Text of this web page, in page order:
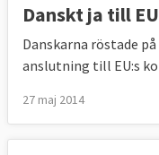
Danskt ja till
Danskarna röstade
anslutning till EU:s
27 maj 2014